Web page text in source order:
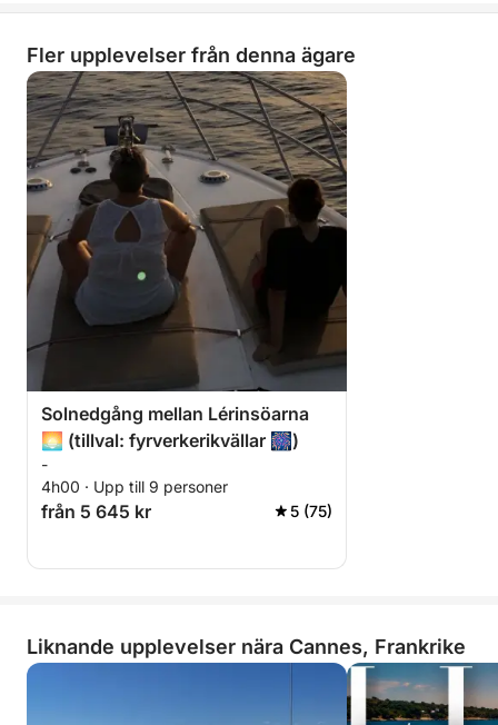
Fler upplevelser från denna ägare
Solnedgång mellan Lérinsöarna
🌅 (tillval: fyrverkerikvällar 🎆)
-
4h00 · Upp till 9 personer
från 5 645 kr 5 (75)
Liknande upplevelser nära Cannes, Frankrike